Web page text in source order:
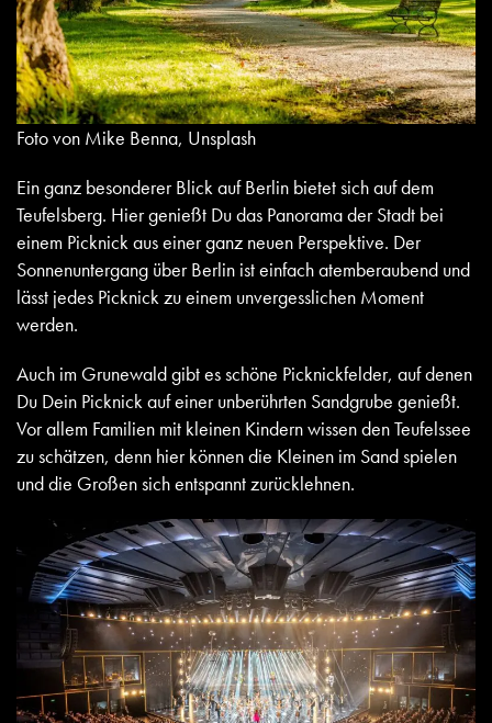
Foto von Mike Benna, Unsplash
Ein ganz besonderer Blick auf Berlin bietet sich auf dem
Teufelsberg. Hier genießt Du das Panorama der Stadt bei
einem Picknick aus einer ganz neuen Perspektive. Der
Sonnenuntergang über Berlin ist einfach atemberaubend und
lässt jedes Picknick zu einem unvergesslichen Moment
werden.
Auch im Grunewald gibt es schöne Picknickfelder, auf denen
Du Dein Picknick auf einer unberührten Sandgrube genießt.
Vor allem Familien mit kleinen Kindern wissen den Teufelssee
zu schätzen, denn hier können die Kleinen im Sand spielen
und die Großen sich entspannt zurücklehnen.